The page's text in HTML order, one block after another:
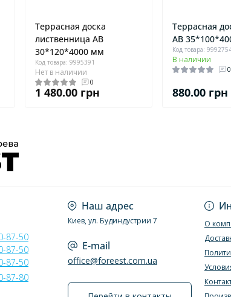
Террасная доска
лиственница AB
30*120*4000 мм
Код товара: 9995391
Нет в наличии
0
1 480.00 грн
Террасная
AB
Код товара:
В наличии
0
880.00 грн
87-50
87-50
87-50
87-80
Наш адрес
Киев, ул. Будиндустрии 7
E-mail
office@foreest.com.ua
О